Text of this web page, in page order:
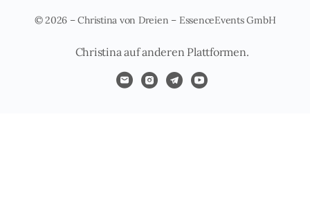
© 2026 – Christina von Dreien – EssenceEvents GmbH
Christina auf anderen Plattformen.